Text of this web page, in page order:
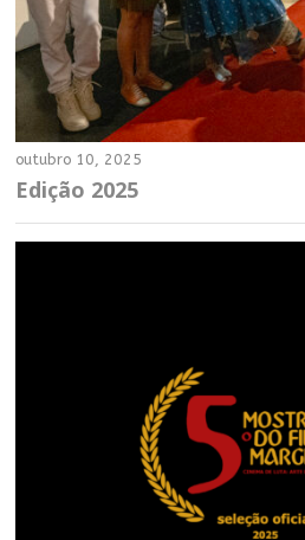
outubro 10, 2025
Edição 2025